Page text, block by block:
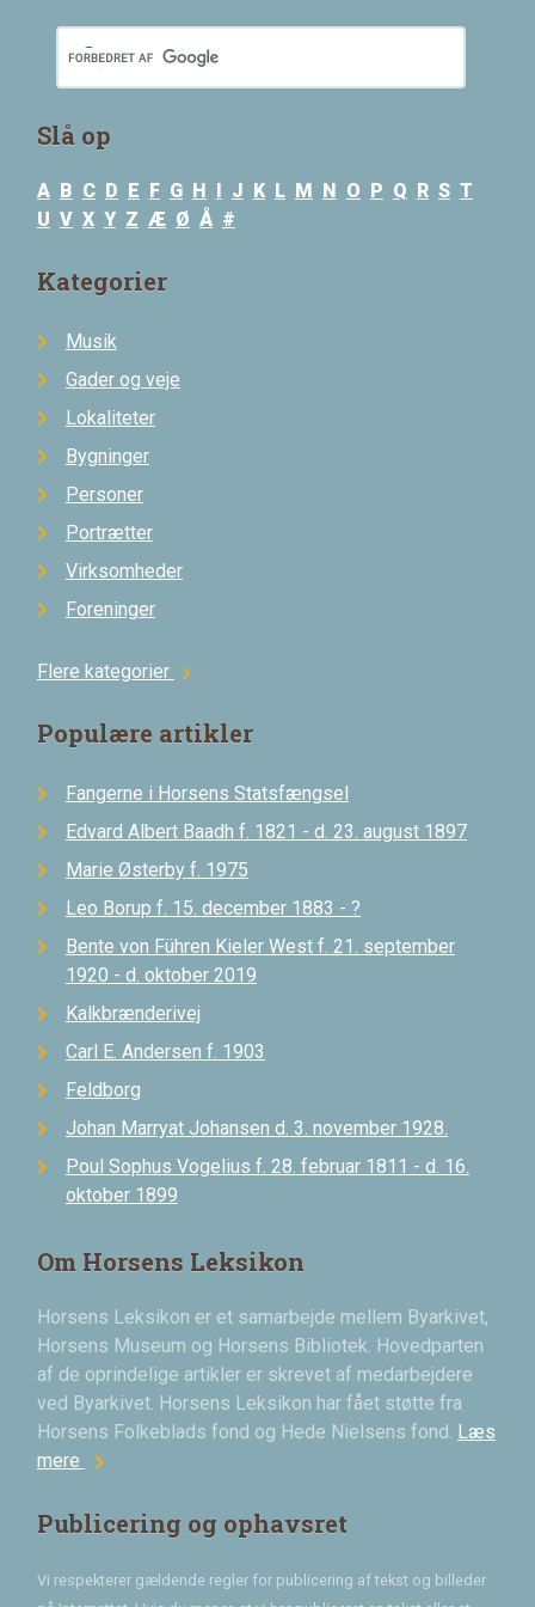
Slå op
A B C D E F G H I J K L M N O P Q R S T
U V X Y Z Æ Ø Å #
Kategorier
Musik
Gader og veje
Lokaliteter
Bygninger
Personer
Portrætter
Virksomheder
Foreninger
Flere kategorier chevron_right
Populære artikler
Fangerne i Horsens Statsfængsel
Edvard Albert Baadh f. 1821 - d. 23. august 1897
Marie Østerby f. 1975
Leo Borup f. 15. december 1883 - ?
Bente von Führen Kieler West f. 21. september
1920 - d. oktober 2019
Kalkbrænderivej
Carl E. Andersen f. 1903
Feldborg
Johan Marryat Johansen d. 3. november 1928.
Poul Sophus Vogelius f. 28. februar 1811 - d. 16.
oktober 1899
Om Horsens Leksikon
Horsens Leksikon er et samarbejde mellem Byarkivet,
Horsens Museum og Horsens Bibliotek. Hovedparten
af de oprindelige artikler er skrevet af medarbejdere
ved Byarkivet. Horsens Leksikon har fået støtte fra
Horsens Folkeblads fond og Hede Nielsens fond. Læs
mere chevron_right
Publicering og ophavsret
Vi respekterer gældende regler for publicering af tekst og billeder